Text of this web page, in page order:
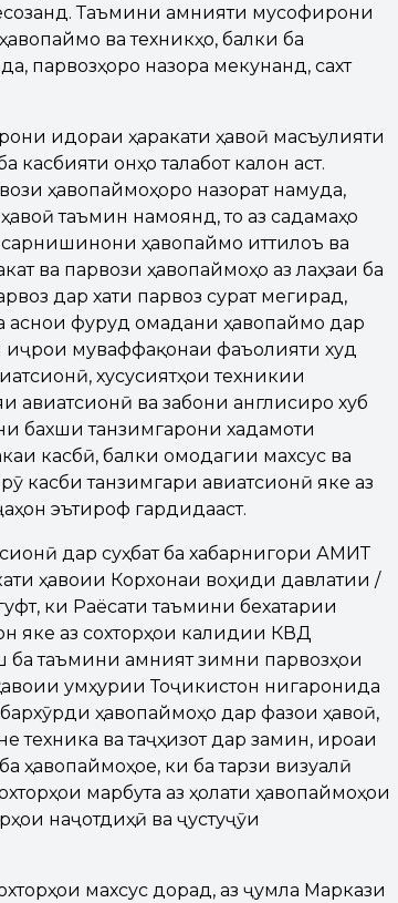
Таъмини амнияти мусофирони
ва техникҳо, балки ба
парвозҳоро назора мекунанд, сахт
идораи ҳаракати ҳавоӣ масъулияти
касбияти онҳо талабот калон аст.
ҳавопаймоҳоро назорат намуда,
таъмин намоянд, то аз садамаҳо
сарнишинони ҳавопаймо иттилоъ ва
ва парвози ҳавопаймоҳо аз лаҳзаи ба
дар хати парвоз сурат мегирад,
аснои фуруд омадани ҳавопаймо дар
иҷрои муваффақонаи фаъолияти худ
хусусиятҳои техникии
авиатсионӣ ва забони англисиро хуб
бахши танзимгарони хадамоти
касбӣ, балки омодагии махсус ва
касби танзимгари авиатсионӣ яке аз
эътироф гардидааст.
дар суҳбат ба хабарнигори АМИТ
ҳавоии Корхонаи воҳиди давлатии /
ки Раёсати таъмини бехатарии
яке аз сохторҳои калидии КВД
ба таъмини амният зимни парвозҳои
Ҷумҳурии Тоҷикистон нигаронида
ҳавопаймоҳо дар фазои ҳавоӣ,
техника ва таҷҳизот дар замин, ироаи
ҳавопаймоҳое, ки ба тарзи визуалӣ
марбута аз ҳолати ҳавопаймоҳои
наҷотдиҳӣ ва ҷустуҷӯи
махсус дорад, аз ҷумла Маркази